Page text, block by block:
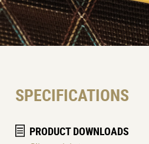
Modèles disponibles :
AC30HW2 : 30 watts, 2 haut-
SPECIFICATIONS
PRODUCT DOWNLOADS